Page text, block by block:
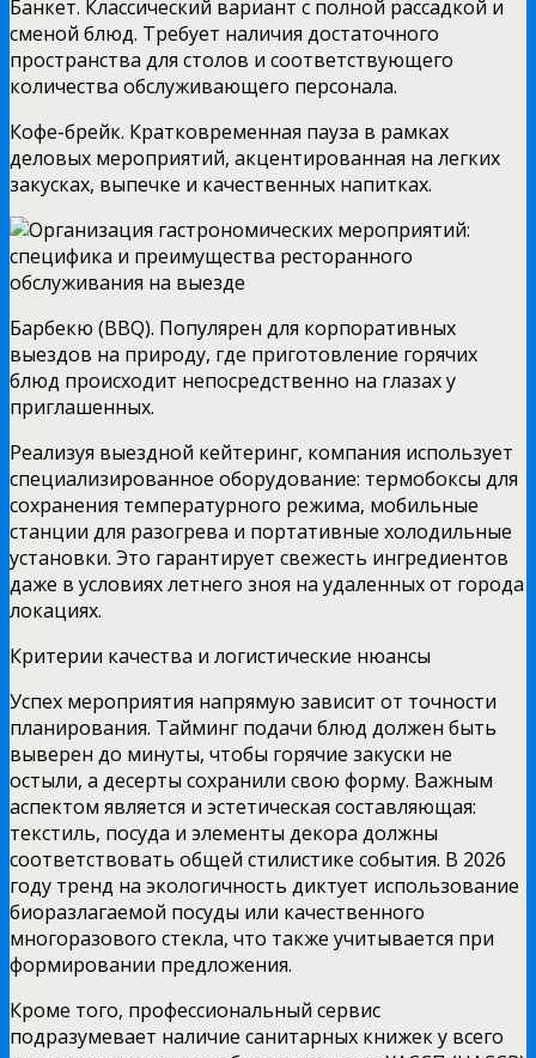
Банкет. Классический вариант с полной рассадкой и
сменой блюд. Требует наличия достаточного
пространства для столов и соответствующего
количества обслуживающего персонала.
Кофе-брейк. Кратковременная пауза в рамках
деловых мероприятий, акцентированная на легких
закусках, выпечке и качественных напитках.
Барбекю (BBQ). Популярен для корпоративных
выездов на природу, где приготовление горячих
блюд происходит непосредственно на глазах у
приглашенных.
Реализуя выездной кейтеринг, компания использует
специализированное оборудование: термобоксы для
сохранения температурного режима, мобильные
станции для разогрева и портативные холодильные
установки. Это гарантирует свежесть ингредиентов
даже в условиях летнего зноя на удаленных от города
локациях.
Критерии качества и логистические нюансы
Успех мероприятия напрямую зависит от точности
планирования. Тайминг подачи блюд должен быть
выверен до минуты, чтобы горячие закуски не
остыли, а десерты сохранили свою форму. Важным
аспектом является и эстетическая составляющая:
текстиль, посуда и элементы декора должны
соответствовать общей стилистике события. В 2026
году тренд на экологичность диктует использование
биоразлагаемой посуды или качественного
многоразового стекла, что также учитывается при
формировании предложения.
Кроме того, профессиональный сервис
подразумевает наличие санитарных книжек у всего